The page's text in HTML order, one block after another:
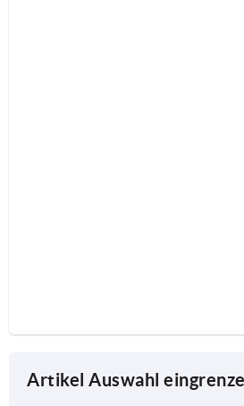
Artikel Auswahl